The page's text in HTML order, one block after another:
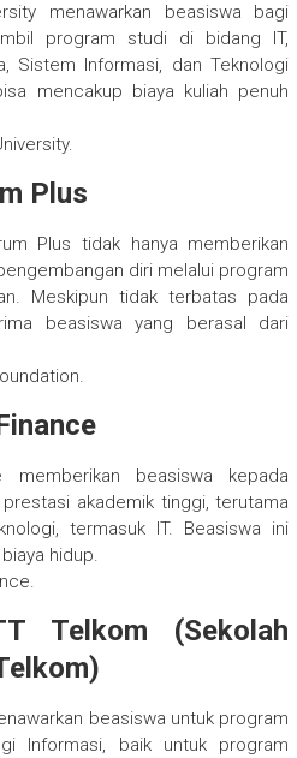
menawarkan beasiswa bagi
program studi di bidang IT,
Sistem Informasi, dan Teknologi
mencakup biaya kuliah penuh
Plus
Plus tidak hanya memberikan
diri melalui program
Meskipun tidak terbatas pada
beasiswa yang berasal dari
memberikan beasiswa kepada
akademik tinggi, terutama
termasuk IT. Beasiswa ini
hidup.
Telkom (Sekolah
beasiswa untuk program
Informasi, baik untuk program